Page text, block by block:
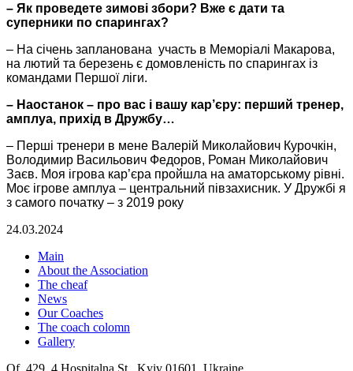
– Як проведете зимові збори? Вже є дати та
суперники по спарингах?
– На січень запланована участь в Меморіалі Макарова,
на лютий та березень є домовленість по спарингах із
командами Першої ліги.
– Наостанок – про вас і вашу кар’єру: перший тренер,
амплуа, прихід в Дружбу…
– Перші тренери в мене Валерій Миколайович Курочкін,
Володимир Васильович Федоров, Роман Миколайович
Заєв. Моя ігрова кар’єра пройшла на аматорському рівні.
Моє ігрове амплуа – центральний півзахисник. У Дружбі я
з самого початку – з 2019 року
24.03.2024
Main
About the Association
The cheaf
News
Our Coaches
The coach colomn
Gallery
Of. 429, 4 Hospitalna St., Kyiv 01601, Ukraine